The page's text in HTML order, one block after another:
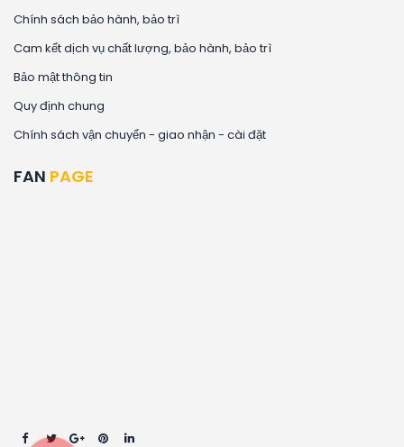
Chính sách bảo hành, bảo trì
Cam kết dịch vụ chất lượng, bảo hành, bảo trì
Bảo mật thông tin
Quy định chung
Chính sách vận chuyển - giao nhận - cài đặt
FAN PAGE